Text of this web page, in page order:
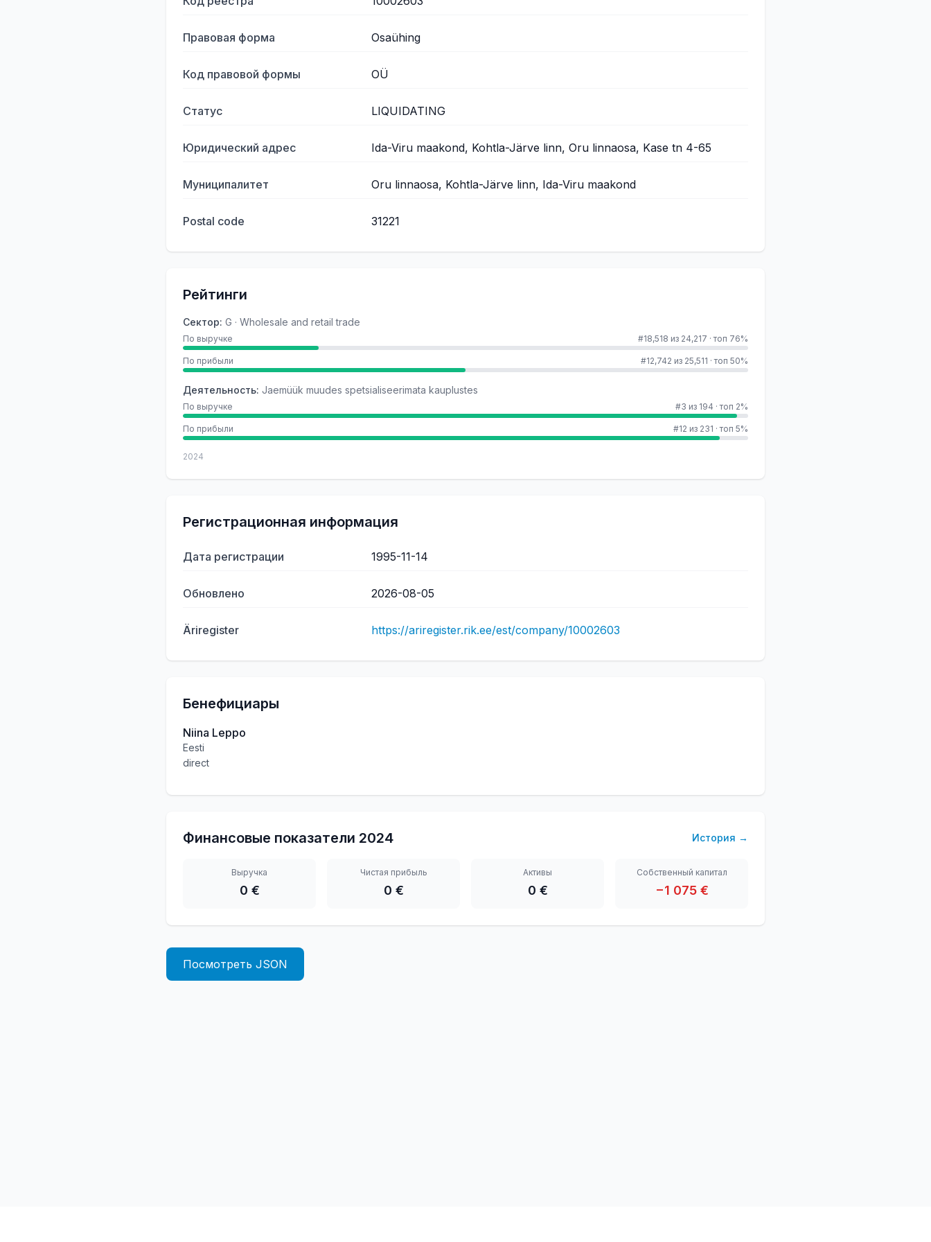
Правовая форма Osaühing
Код правовой формы OÜ
Статус LIQUIDATING
Юридический адрес Ida-Viru maakond, Kohtla-Järve linn, Oru linnaosa, Kase tn 4-65
Муниципалитет Oru linnaosa, Kohtla-Järve linn, Ida-Viru maakond
Postal code 31221
Рейтинги
Сектор: G · Wholesale and retail trade
По выручке #18,518 из 24,217 ·топ 76%
По прибыли #12,742 из 25,511 ·топ 50%
Деятельность: Jaemüük muudes spetsialiseerimata kauplustes
По выручке #3 из 194 ·топ 2%
По прибыли #12 из 231 ·топ 5%
2024
Регистрационная информация
Дата регистрации 1995-11-14
Обновлено 2026-08-05
Äriregister https://ariregister.rik.ee/est/company/10002603
Бенефициары
Niina Leppo
Eesti
direct
Финансовые показатели 2024 История →
Выручка
0 €
Чистая прибыль
0 €
Активы
0 €
Собственный капитал
−1 075 €
Посмотреть JSON